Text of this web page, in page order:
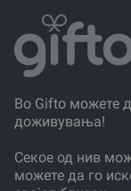
Во Gifto можете
доживувања!
Секое од нив
можете да го